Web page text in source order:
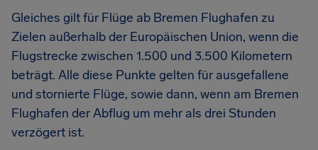
Gleiches gilt für Flüge ab Bremen Flughafen zu
Zielen außerhalb der Europäischen Union, wenn die
Flugstrecke zwischen 1.500 und 3.500 Kilometern
beträgt. Alle diese Punkte gelten für ausgefallene
und stornierte Flüge, sowie dann, wenn am Bremen
Flughafen der Abflug um mehr als drei Stunden
verzögert ist.